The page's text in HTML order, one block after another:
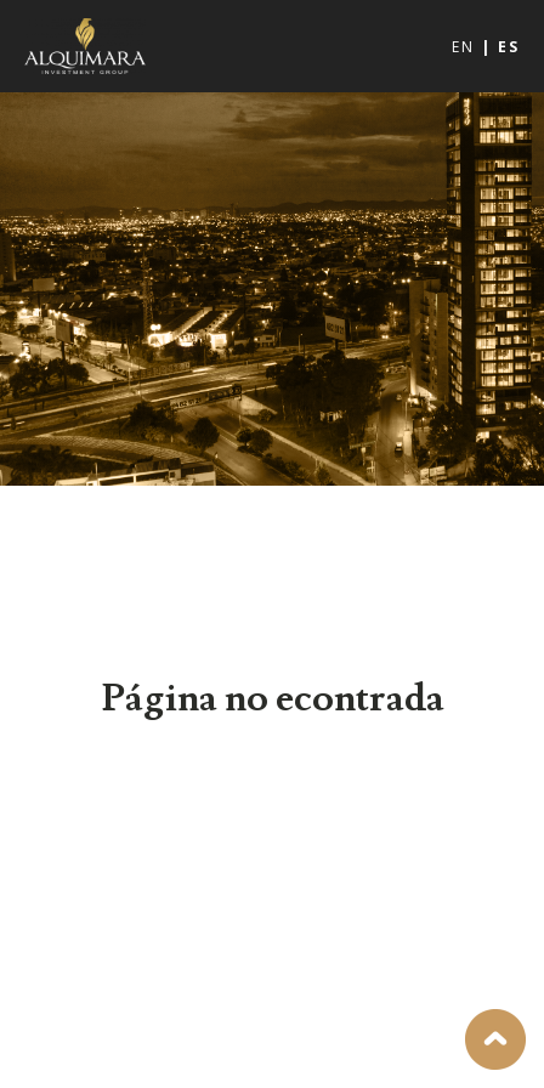
EN ES
Página no econtrada